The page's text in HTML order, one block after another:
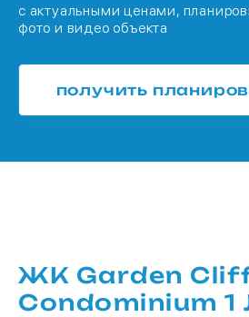
с актуальными ценами,
фото и видео объекта
получить
ЖК Garden
Condominium 1